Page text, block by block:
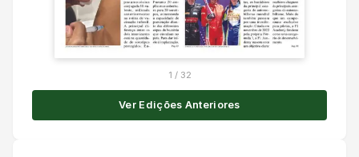
1 / 32
Ver Edições Anteriores